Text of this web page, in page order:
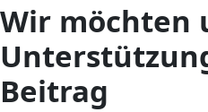
Wir möchten
Beitrag